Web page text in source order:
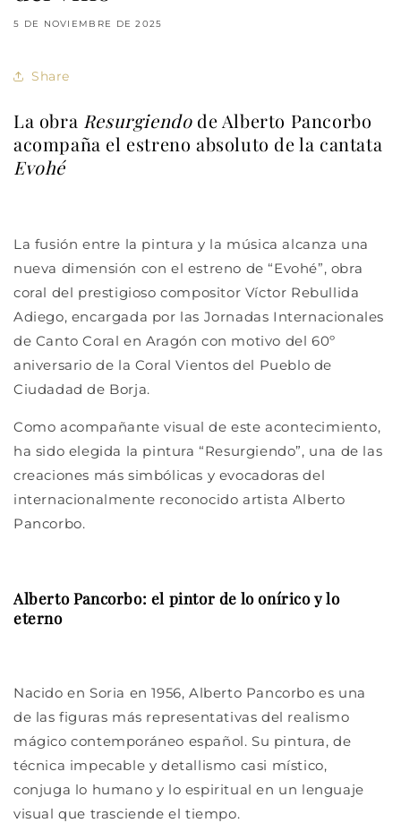
5 DE NOVIEMBRE DE 2025
Share
La obra Resurgiendode Alberto Pancorbo
acompaña el estreno absoluto de la cantata
Evohé
La fusión entre la pintura y la música alcanza una
nueva dimensión con el estreno de “Evohé”, obra
coral del prestigioso compositor Víctor Rebullida
Adiego, encargada por las Jornadas Internacionales
de Canto Coral en Aragón con motivo del 60º
aniversario de la Coral Vientos del Pueblo de
Ciudadad de Borja.
Como acompañante visual de este acontecimiento,
ha sido elegida la pintura “Resurgiendo”, una de las
creaciones más simbólicas y evocadoras del
internacionalmente reconocido artista Alberto
Pancorbo.
Alberto Pancorbo: el pintor de lo onírico y lo
eterno
Nacido en Soria en 1956, Alberto Pancorbo es una
de las figuras más representativas del realismo
mágico contemporáneo español. Su pintura, de
técnica impecable y detallismo casi místico,
conjuga lo humano y lo espiritual en un lenguaje
visual que trasciende el tiempo.